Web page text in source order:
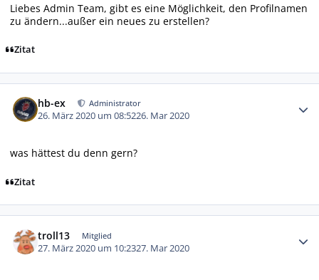
Liebes Admin Team, gibt es eine Möglichkeit, den Profilnamen
zu ändern...außer ein neues zu erstellen?
Zitat
hb-ex Administrator
26. März 2020 um 08:5226. Mar 2020
was hättest du denn gern?
Zitat
troll13 Mitglied
27. März 2020 um 10:2327. Mar 2020